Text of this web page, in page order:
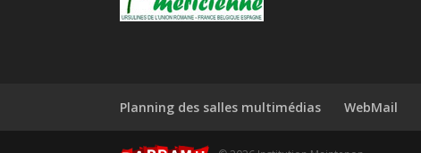
Planning des salles multimédias WebMail